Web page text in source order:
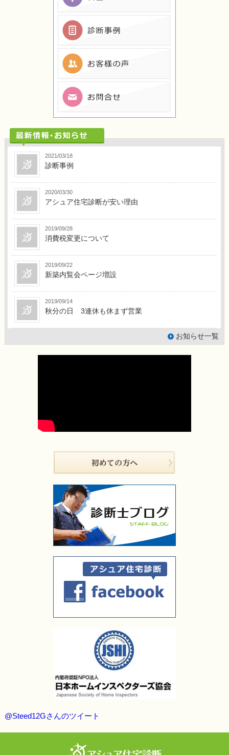
2021/03/18
診断事例
2020/03/30
アシュア住宅診断が安い理由
2019/09/28
消費税変更について
2019/09/22
新築内覧会ページ増設
2019/09/14
秋分の日 3連休も休まず営業
お知らせ一覧
@Steed12Gさんのツイート